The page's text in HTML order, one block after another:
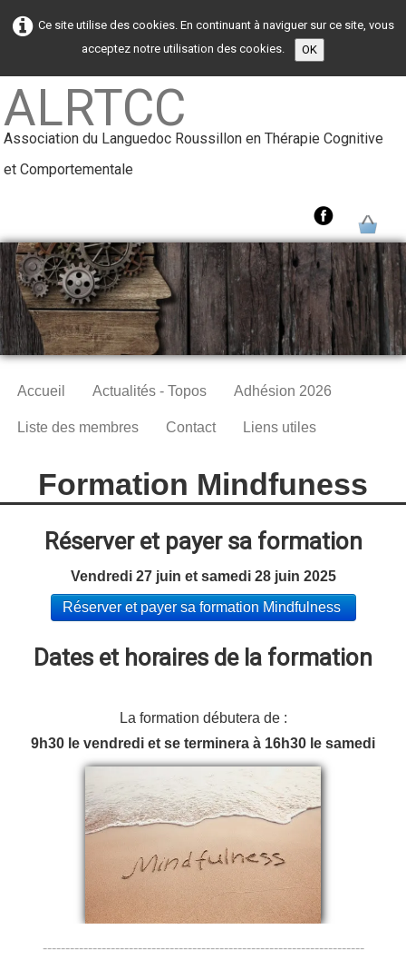
Ce site utilise des cookies. En continuant à naviguer sur ce site, vous
acceptez notre utilisation des cookies.
OK
ALRTCC
Association du Languedoc Roussillon en Thérapie Cognitive
et Comportementale
Accueil Actualités - Topos Adhésion 2026
Liste des membres Contact Liens utiles
Formation Mindfuness
Réserver et payer sa formation
Vendredi 27 juin et samedi 28 juin 2025
Réserver et payer sa formation Mindfulness
Dates et horaires de la formation
La formation débutera de :
9h30 le vendredi et se terminera à 16h30 le samedi
-----------------------------------------------------------------------